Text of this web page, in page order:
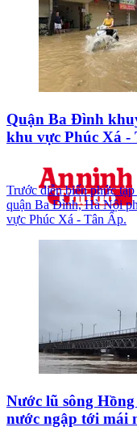
Quận Ba Đình
khu vực Phúc Xá -
Trước diễn biến phức
quận Ba Đình, Hà Nội
vực Phúc Xá - Tân Ấp.
Nước lũ sông
nước ngập tới mái